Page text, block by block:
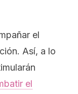
el
Así, a lo
el